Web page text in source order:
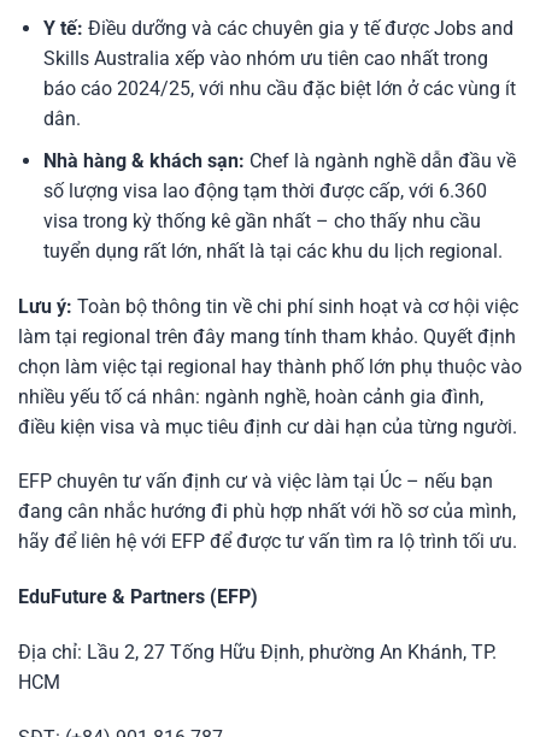
Y tế: Điều dưỡng và các chuyên gia y tế được Jobs and
Skills Australia xếp vào nhóm ưu tiên cao nhất trong
báo cáo 2024/25, với nhu cầu đặc biệt lớn ở các vùng ít
dân.
Nhà hàng & khách sạn: Chef là ngành nghề dẫn đầu về
số lượng visa lao động tạm thời được cấp, với 6.360
visa trong kỳ thống kê gần nhất – cho thấy nhu cầu
tuyển dụng rất lớn, nhất là tại các khu du lịch regional.
Lưu ý: Toàn bộ thông tin về chi phí sinh hoạt và cơ hội việc
làm tại regional trên đây mang tính tham khảo. Quyết định
chọn làm việc tại regional hay thành phố lớn phụ thuộc vào
nhiều yếu tố cá nhân: ngành nghề, hoàn cảnh gia đình,
điều kiện visa và mục tiêu định cư dài hạn của từng người.
EFP chuyên tư vấn định cư và việc làm tại Úc – nếu bạn
đang cân nhắc hướng đi phù hợp nhất với hồ sơ của mình,
hãy để liên hệ với EFP để được tư vấn tìm ra lộ trình tối ưu.
EduFuture & Partners (EFP)
Địa chỉ: Lầu 2, 27 Tống Hữu Định, phường An Khánh, TP.
HCM